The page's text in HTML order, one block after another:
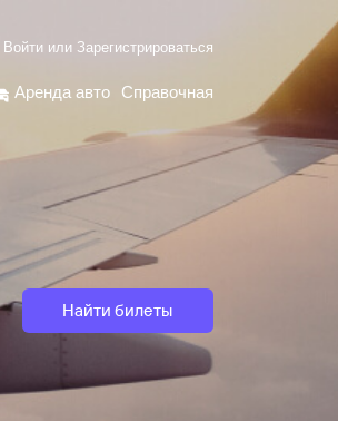
Войти или Зарегистрироваться
Аренда авто Справочная
Найти билеты